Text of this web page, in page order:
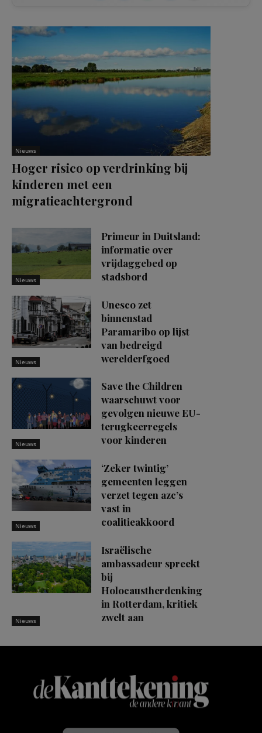
Nieuws
Hoger risico op verdrinking bij
kinderen met een
migratieachtergrond
Nieuws
Primeur in Duitsland:
informatie over
vrijdaggebed op
stadsbord
Nieuws
Unesco zet
binnenstad
Paramaribo op lijst
van bedreigd
werelderfgoed
Nieuws
Save the Children
waarschuwt voor
gevolgen nieuwe EU-
terugkeerregels
voor kinderen
Nieuws
‘Zeker twintig’
gemeenten leggen
verzet tegen azc’s
vast in
coalitieakkoord
Nieuws
Israëlische
ambassadeur spreekt
bij
Holocaustherdenking
in Rotterdam, kritiek
zwelt aan